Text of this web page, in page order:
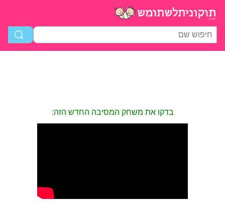
בדקו את משחק המסיבה החדש הזה: